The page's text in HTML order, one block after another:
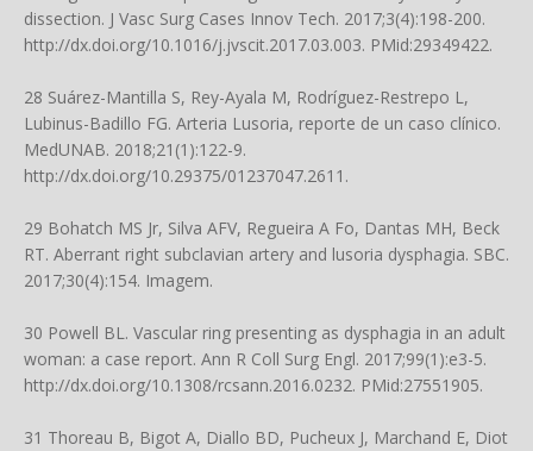
dissection. J Vasc Surg Cases Innov Tech. 2017;3(4):198-200.
http://dx.doi.org/10.1016/j.jvscit.2017.03.003. PMid:29349422.
28 Suárez-Mantilla S, Rey-Ayala M, Rodríguez-Restrepo L,
Lubinus-Badillo FG. Arteria Lusoria, reporte de un caso clínico.
MedUNAB. 2018;21(1):122-9.
http://dx.doi.org/10.29375/01237047.2611 .
29 Bohatch MS Jr, Silva AFV, Regueira A Fo, Dantas MH, Beck
RT. Aberrant right subclavian artery and lusoria dysphagia. SBC.
2017;30(4):154. Imagem.
30 Powell BL. Vascular ring presenting as dysphagia in an adult
woman: a case report. Ann R Coll Surg Engl. 2017;99(1):e3-5.
http://dx.doi.org/10.1308/rcsann.2016.0232. PMid:27551905.
31 Thoreau B, Bigot A, Diallo BD, Pucheux J, Marchand E, Diot